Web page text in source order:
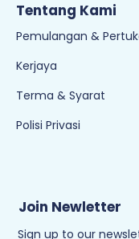
Tentang Kami
Pemulangan &
Kerjaya
Terma & Syarat
Polisi Privasi
Join Newletter
Sign up to our